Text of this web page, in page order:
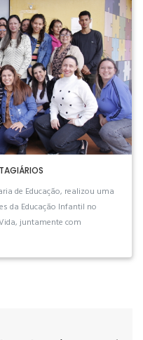
de Educação, realizou uma
da Educação Infantil no
juntamente com